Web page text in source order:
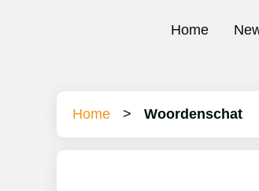
Home
Home > Woordenschat